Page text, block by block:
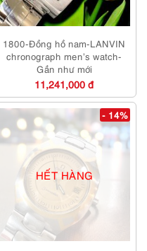
1800-Đồng hồ nam-LANVIN
chronograph men’s watch-
Gần như mới
11,241,000 đ
HẾT HÀNG
- 14%